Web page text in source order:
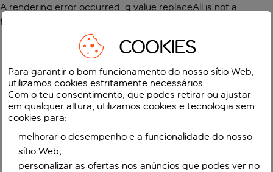
A rendering error occurred: g.value.replaceAll is not a
function
COOKIES
Para garantir o bom funcionamento do nosso sítio Web,
utilizamos cookies estritamente necessários.
Com o teu consentimento, que podes retirar ou ajustar
em qualquer altura, utilizamos cookies e tecnologia sem
cookies para:
melhorar o desempenho e a funcionalidade do nosso
sítio Web;
personalizar as ofertas nos anúncios que podes ver no